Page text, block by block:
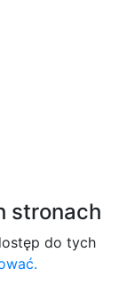
stronach
do tych